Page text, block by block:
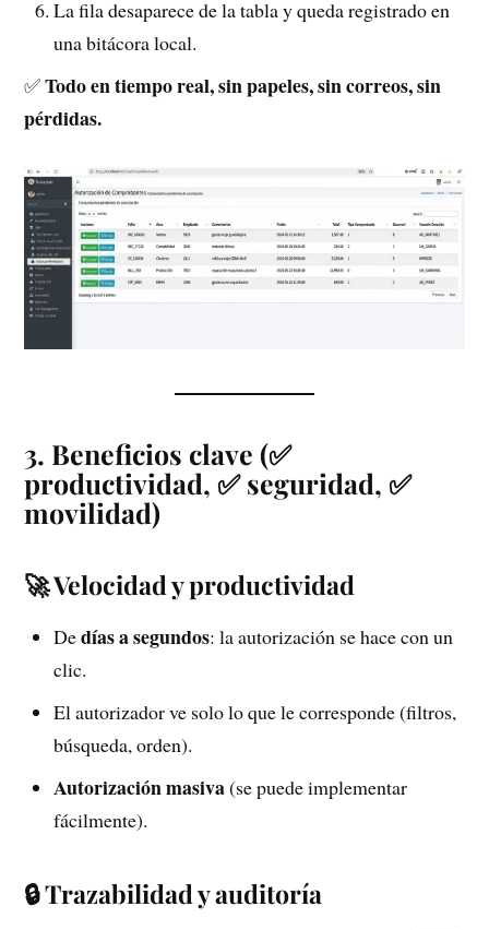
La fila desaparece de la tabla y queda registrado en
una bitácora local.
✅Todo en tiempo real, sin papeles, sin correos, sin
pérdidas.
3. Beneficios clave (✅
productividad, ✅ seguridad, ✅
movilidad)
🚀 Velocidad y productividad
Dedías a segundos: la autorización se hace con un
clic.
El autorizador ve solo lo que le corresponde (filtros,
búsqueda, orden).
Autorización masiva(se puede implementar
fácilmente).
🔒 Trazabilidad y auditoría